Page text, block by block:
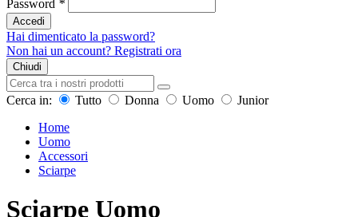
Password *
Accedi
Hai dimenticato la password?
Non hai un account? Registrati ora
Chiudi
Cerca in: Tutto Donna Uomo
Junior
Home
Uomo
Accessori
Sciarpe
Sciarpe Uomo